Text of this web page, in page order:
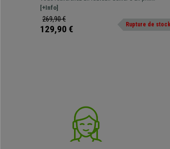
Noir
incroyable? ce modèle est fait pour vous! Design
100% exclusif en cuir et tissu, disponible en
différentes couleurs
[+Info]
269,90 €
129,90 € Rupture de stock